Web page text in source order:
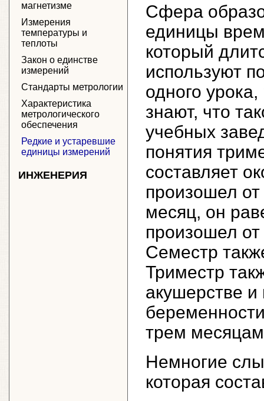
магнетизме
Измерения
температуры и
теплоты
Закон о единстве
измерений
Стандарты метрологии
Характеристика
метрологического
обеспечения
Редкие и устаревшие
единицы измерений
ИНЖЕНЕРИЯ
Сфера
единицы
который
используют
одного
знают, что
учебных
понятия
составляет
произошел
месяц, он
произошел
Семестр
Триместр
акушерстве и
трем
Немногие
которая